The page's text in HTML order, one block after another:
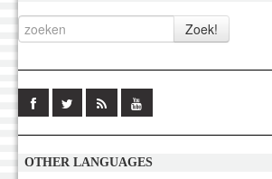
OTHER LANGUAGES